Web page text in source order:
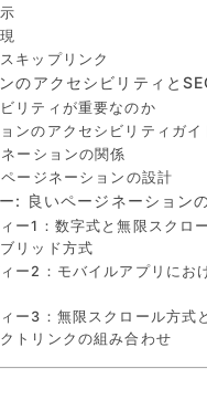
キップリンク
のアクセシビリティと
リティが重要なのか
ンのアクセシビリティガイ
ーションの関係
ージネーションの設計
: 良いページネーション
ー1：数字式と無限スクロ
リッド方式
ー2：モバイルアプリにお
ー3：無限スクロール方式
トリンクの組み合わせ